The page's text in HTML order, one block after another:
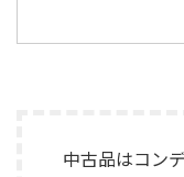
品：SANSUI AU-D907
メーカー：SANSUI / 山
いJBLの大型スピーカー
OLYMPUS S7R」を出張
いとのご相談をいただ
中古品はコン